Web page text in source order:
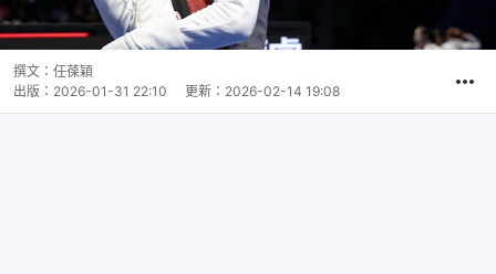
撰文： 任葆穎
出版： 2026-01-31 22:10 更新： 2026-02-14 19:08